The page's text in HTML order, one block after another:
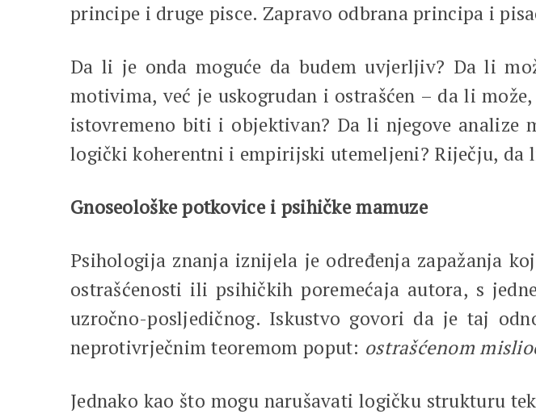
principe i druge pisce. Zapravo odbrana principa i
Da li je onda moguće da budem uvjerljiv? Da li
motivima, već je uskogrudan i ostrašćen – da li
istovremeno biti i objektivan? Da li njegove
logički koherentni i empirijski utemeljeni? Riječju, da
Gnoseološke potkovice i psihičke mamuze
Psihologija znanja iznijela je određenja zapažanja
ostrašćenosti ili psihičkih poremećaja autora, s
uzročno-posljedičnog. Iskustvo govori da je taj
neprotivrječnim teoremom poput: ostrašćenom
Jednako kao što mogu narušavati logičku strukturu